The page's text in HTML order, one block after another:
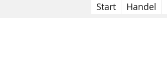
Start Handel